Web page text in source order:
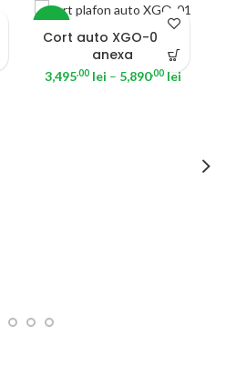
-50%
Cort auto XGO-01 cu
anexa
3,495.00 lei – 5,890.00 lei